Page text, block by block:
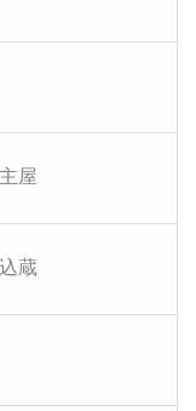
屋
蔵